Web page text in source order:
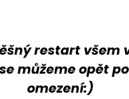
restart všem
můžeme opět
omezení:)